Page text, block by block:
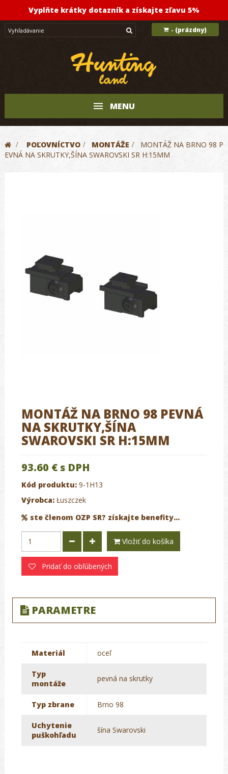
Vyplňte krátky dotazník a získajte zľavu 5%
- (prázdny)
MENU
> POĽOVNÍCTVO > MONTÁŽE >
MONTÁŽ NA BRNO 98 P
EVNÁ NA SKRUTKY,ŠÍNA SWAROVSKI SR H:15MM
MONTÁŽ NA BRNO 98 PEVNÁ
NA SKRUTKY,ŠÍNA
SWAROVSKI SR H:15MM
93.60 € s DPH
Kód produktu: 9-1H13
Výrobca: Łuszczek
ste členom OZP SR? získajte benefity...
Vložiť do košíka
Pridať do obľúbených
PARAMETRE
Materiál oceľ
Typ
montáže
pevná na skrutky
Typ zbrane Brno 98
Uchytenie
puškohľadu
šína Swarovski